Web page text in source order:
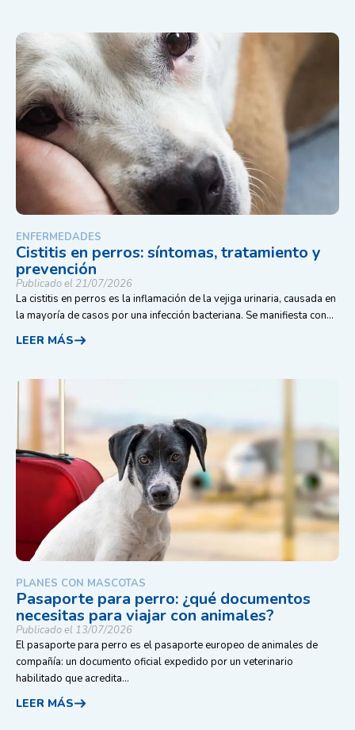
ENFERMEDADES
Cistitis en perros: síntomas, tratamiento y
prevención
Publicado el 21/07/2026
La cistitis en perros es la inflamación de la vejiga urinaria, causada en
la mayoría de casos por una infección bacteriana. Se manifiesta con...
LEER MÁS
PLANES CON MASCOTAS
Pasaporte para perro: ¿qué documentos
necesitas para viajar con animales?
Publicado el 13/07/2026
El pasaporte para perro es el pasaporte europeo de animales de
compañía: un documento oficial expedido por un veterinario
habilitado que acredita...
LEER MÁS